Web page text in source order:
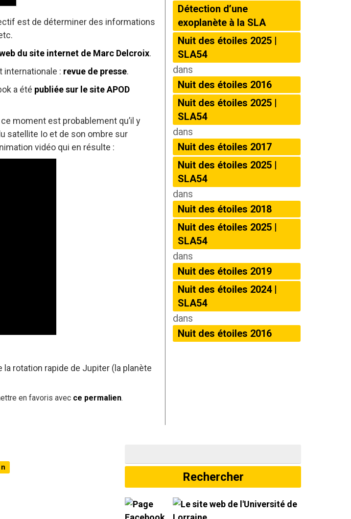
est de déterminer des informations
du site internet de Marc Delcroix.
internationale : revue de presse.
a été publiée sur le site APOD
moment est probablement qu’il y
satellite Io et de son ombre sur
vidéo qui en résulte :
rotation rapide de Jupiter (la planète
en favoris avec ce permalien.
Détection d’une
exoplanète à la SLA
Nuit des étoiles 2025 |
SLA54
dans
Nuit des étoiles 2016
Nuit des étoiles 2025 |
SLA54
dans
Nuit des étoiles 2017
Nuit des étoiles 2025 |
SLA54
dans
Nuit des étoiles 2018
Nuit des étoiles 2025 |
SLA54
dans
Nuit des étoiles 2019
Nuit des étoiles 2024 |
SLA54
dans
Nuit des étoiles 2016